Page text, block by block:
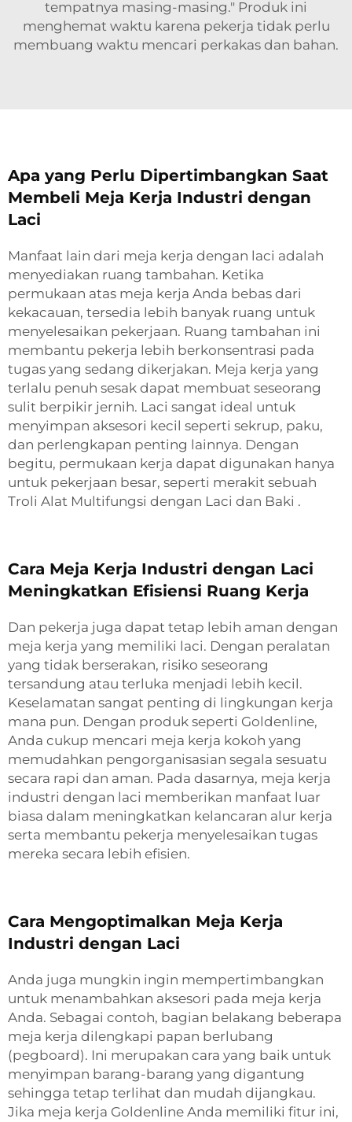
tempatnya masing-masing." Produk ini
menghemat waktu karena pekerja tidak perlu
membuang waktu mencari perkakas dan bahan.
Apa yang Perlu Dipertimbangkan Saat
Membeli Meja Kerja Industri dengan
Laci
Manfaat lain dari meja kerja dengan laci adalah
menyediakan ruang tambahan. Ketika
permukaan atas meja kerja Anda bebas dari
kekacauan, tersedia lebih banyak ruang untuk
menyelesaikan pekerjaan. Ruang tambahan ini
membantu pekerja lebih berkonsentrasi pada
tugas yang sedang dikerjakan. Meja kerja yang
terlalu penuh sesak dapat membuat seseorang
sulit berpikir jernih. Laci sangat ideal untuk
menyimpan aksesori kecil seperti sekrup, paku,
dan perlengkapan penting lainnya. Dengan
begitu, permukaan kerja dapat digunakan hanya
untuk pekerjaan besar, seperti merakit sebuah
Troli Alat Multifungsi dengan Laci dan Baki .
Cara Meja Kerja Industri dengan Laci
Meningkatkan Efisiensi Ruang Kerja
Dan pekerja juga dapat tetap lebih aman dengan
meja kerja yang memiliki laci. Dengan peralatan
yang tidak berserakan, risiko seseorang
tersandung atau terluka menjadi lebih kecil.
Keselamatan sangat penting di lingkungan kerja
mana pun. Dengan produk seperti Goldenline,
Anda cukup mencari meja kerja kokoh yang
memudahkan pengorganisasian segala sesuatu
secara rapi dan aman. Pada dasarnya, meja kerja
industri dengan laci memberikan manfaat luar
biasa dalam meningkatkan kelancaran alur kerja
serta membantu pekerja menyelesaikan tugas
mereka secara lebih efisien.
Cara Mengoptimalkan Meja Kerja
Industri dengan Laci
Anda juga mungkin ingin mempertimbangkan
untuk menambahkan aksesori pada meja kerja
Anda. Sebagai contoh, bagian belakang beberapa
meja kerja dilengkapi papan berlubang
(pegboard). Ini merupakan cara yang baik untuk
menyimpan barang-barang yang digantung
sehingga tetap terlihat dan mudah dijangkau.
Jika meja kerja Goldenline Anda memiliki fitur ini,